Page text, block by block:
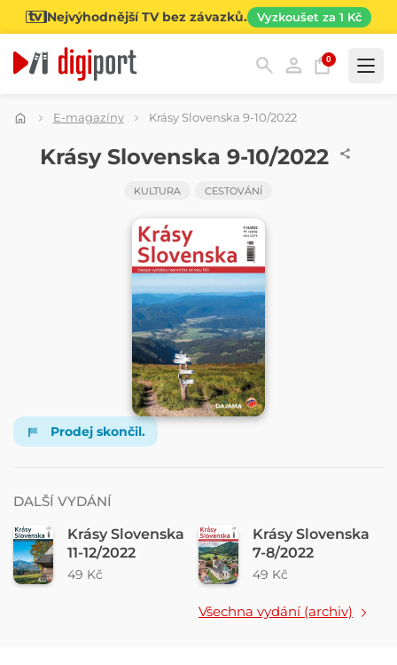
Nejvýhodnější TV bez závazků. Vyzkoušet za 1 Kč
0
Kategorie
E-magazíny Krásy Slovenska 9-10/2022
ČASOPISKrásy Slovenska 9-10/2022
KULTURA CESTOVÁNÍ
Prodej skončil.
DALŠÍ VYDÁNÍ
Krásy Slovenska
11-12/2022
49 Kč
Krásy Slovenska
7-8/2022
49 Kč
Všechna vydání (archiv)